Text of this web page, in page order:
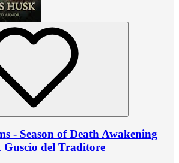
- Season of Death Awakening
Guscio del Traditore